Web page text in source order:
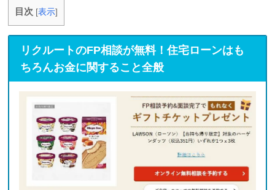
目次 [表示]
リクルートのFP相談が無料！住宅ローンはも
ちろんお金に関すること全般